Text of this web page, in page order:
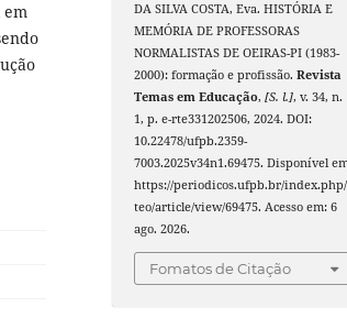
em
DA SILVA COSTA, Eva. HISTÓRIA E
MEMÓRIA DE PROFESSORAS
NORMALISTAS DE OEIRAS-PI (1983-
2000): formação e profissão.Revista
Temas em Educação,[S. l.], v. 34, n.
1, p. e-rte331202506, 2024. DOI:
10.22478/ufpb.2359-
7003.2025v34n1.69475. Disponível
https://periodicos.ufpb.br/
teo/article/view/69475. Acesso em: 6
ago. 2026.
Fomatos de Citação